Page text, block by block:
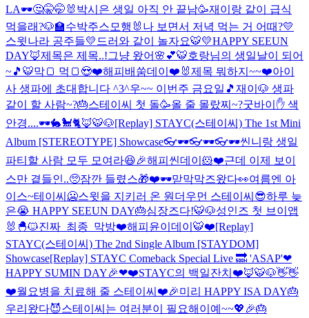
LA🕶🤔🤫🤭🐰 박시은 생일 아직 안 끝남🥳재이랑 같이 급식
먹을래?🐶🏫수박주스 모행🐰 나 보면서 저녁 먹는 거 어때?💛
스윗나라 공주들💛 드러와 같이 놀자요🐯💛HAPPY SEEUN
DAY🦊제목은 제목..!그냥 왔어🌸💕🐯호랑님의 생일날이 되어
~🎵🐯막🍞 먹🍞😍❤️해피배쑴데이❤️🐰제목 뭐하지~~❤️아이
사 생파에 초대합니다 ^3^우~~ 이번주 금요일🎵 재이🐶 생파
같이 할 사람~?🎂스테이씨 첫 돌🥳올 줄 몰랐찌~?굿바이✋ 색
안경....🕶🐇🐩🐈🦊🐯🐶[Replay] STAYC(스테이씨) The 1st Mini
Album [STEREOTYPE] Showcase👓🕶👓🕶👓🕶씬니랑 생일
파티할 사람 모두 모여라😆🎉해피씬데이🐹❤️근데 이제 보이
스만 곁들인..🥺잠깐 들렸스🎁❤️🕶맏막막즈왔다👀여름엔 아
이스~테이씨🥶스윗을 지키러 온 원더우먼 스테이씨😎하루 늦
은😭 HAPPY SEEUN DAY🎂심장즈다!🐯🐶성인즈 첫 브이앱
🐰🐣🐱진짜_최종_막방❤️해피윤이데이🐯❤️[Replay]
STAYC(스테이씨) The 2nd Single Album [STAYDOM]
Showcase[Replay] STAYC Comeback Special Live 🔜 'ASAP'❤
HAPPY SUMIN DAY🎉❤❤️STAYC의 백일잔치❤️🦊🐯🐶👋👋
❤️월요병을 치료해 줄 스테이씨❤️🎉미리 HAPPY ISA DAY🎂
우리왔다😈스테이씨는 여러분이 필요해이예~~💖 🎉🎂